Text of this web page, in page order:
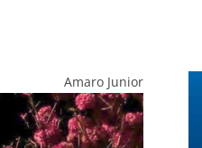
Amaro Junior